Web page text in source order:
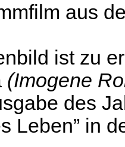
aus
ist zu
(Imogene
des
Leben” in